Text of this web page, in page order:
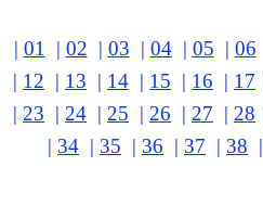
| 01 | 02 | 03 | 04| 05 | 06
| 12 | 13 | 14 | 15 | 16 | 17
| 23 | 24 | 25 | 26 | 27 | 28
| 34 | 35 | 36 | 37 | 38 |